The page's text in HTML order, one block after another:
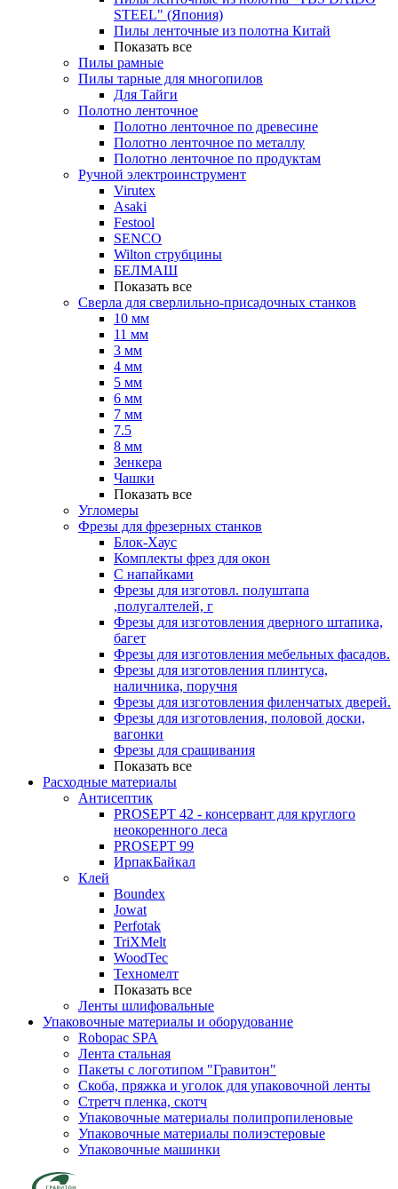
STEEL" (Япония)
Пилы ленточные из полотна Китай
Показать все
Пилы рамные
Пилы тарные для многопилов
Для Тайги
Полотно ленточное
Полотно ленточное по древесине
Полотно ленточное по металлу
Полотно ленточное по продуктам
Ручной электроинструмент
Virutex
Asaki
Festool
SENCO
Wilton струбцины
БЕЛМАШ
Показать все
Сверла для сверлильно-присадочных станков
10 мм
11 мм
3 мм
4 мм
5 мм
6 мм
7 мм
7.5
8 мм
Зенкера
Чашки
Показать все
Угломеры
Фрезы для фрезерных станков
Блок-Хаус
Комплекты фрез для окон
С напайками
Фрезы для изготовл. полуштапа
,полугалтелей, г
Фрезы для изготовления дверного штапика,
багет
Фрезы для изготовления мебельных фасадов.
Фрезы для изготовления плинтуса,
наличника, поручня
Фрезы для изготовления филенчатых дверей.
Фрезы для изготовления, половой доски,
вагонки
Фрезы для сращивания
Показать все
Расходные материалы
Антисептик
PROSEPT 42 - консервант для круглого
неокоренного леса
PROSEPT 99
ИрпакБайкал
Клей
Boundex
Jowat
Perfotak
TriXMelt
WoodTec
Техномелт
Показать все
Ленты шлифовальные
Упаковочные материалы и оборудование
Robopac SPA
Лента стальная
Пакеты с логотипом "Гравитон"
Скоба, пряжка и уголок для упаковочной ленты
Стретч пленка, скотч
Упаковочные материалы полипропиленовые
Упаковочные материалы полиэстеровые
Упаковочные машинки